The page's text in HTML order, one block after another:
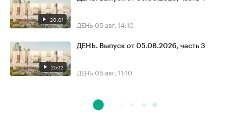
20:01 ДЕНЬ 05 авг, 14:10
25:12
ДЕНЬ. Выпуск от 05.08.2026, часть 3
ДЕНЬ 05 авг, 11:10